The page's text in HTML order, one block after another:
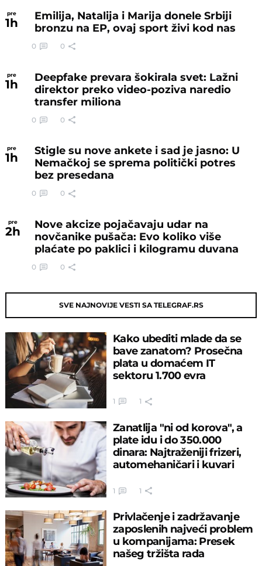
pre
1h
Emilija, Natalija i Marija donele Srbiji
bronzu na EP, ovaj sport živi kod nas
0 0
pre
1h
Deepfake prevara šokirala svet: Lažni
direktor preko video-poziva naredio
transfer miliona
0 0
pre
1h
Stigle su nove ankete i sad je jasno: U
Nemačkoj se sprema politički potres
bez presedana
0 0
pre
2h
Nove akcize pojačavaju udar na
novčanike pušača: Evo koliko više
plaćate po paklici i kilogramu duvana
0 0
SVE NAJNOVIJE VESTI SA TELEGRAF.RS
Kako ubediti mlade da se
bave zanatom? Prosečna
plata u domaćem IT
sektoru 1.700 evra
1 1
Zanatlija "ni od korova", a
plate idu i do 350.000
dinara: Najtraženiji frizeri,
automehaničari i kuvari
1 1
Privlačenje i zadržavanje
zaposlenih najveći problem
u kompanijama: Presek
našeg tržišta rada